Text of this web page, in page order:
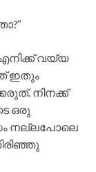
എനിക്ക് വയ്യ
ഇതും
നിനക്ക്
ഒരു
നല്ലപോലെ